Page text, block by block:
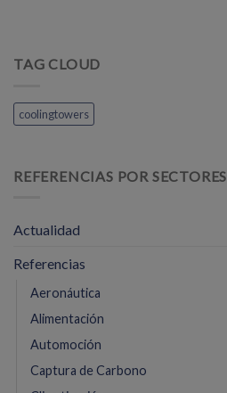
TAG CLOUD
coolingtowers
REFERENCIAS POR SECTORES
Actualidad
Referencias
Aeronáutica
Alimentación
Automoción
Captura de Carbono